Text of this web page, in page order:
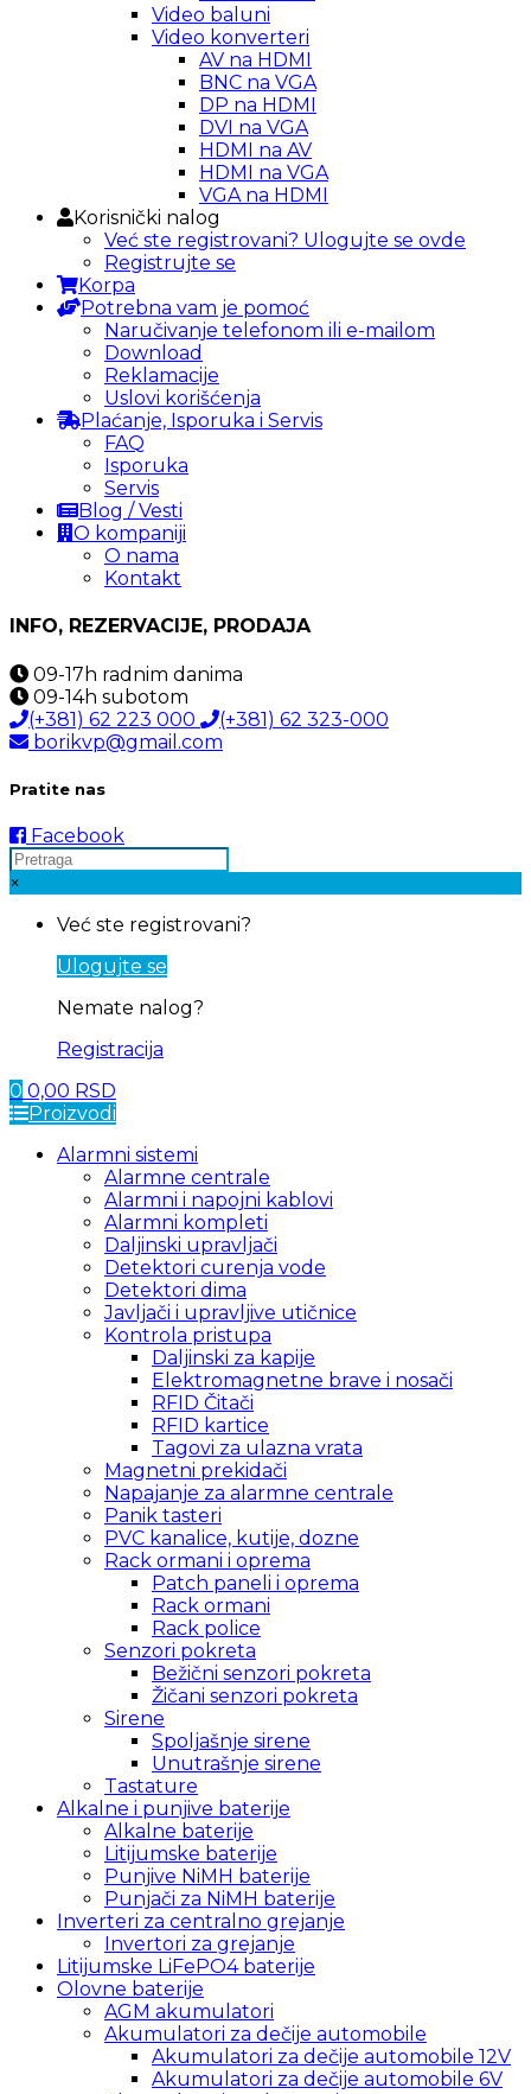
Video baluni
Video konverteri
AV na HDMI
BNC na VGA
DP na HDMI
DVI na VGA
HDMI na AV
HDMI na VGA
VGA na HDMI
Korisnički nalog
Već ste registrovani? Ulogujte se ovde
Registrujte se
Korpa
Potrebna vam je pomoć
Naručivanje telefonom ili e-mailom
Download
Reklamacije
Uslovi korišćenja
Plaćanje, Isporuka i Servis
FAQ
Isporuka
Servis
Blog / Vesti
O kompaniji
O nama
Kontakt
INFO, REZERVACIJE, PRODAJA
09-17h radnim danima
09-14h subotom
(+381) 62 223 000
(+381) 62 323-000
borikvp@gmail.com
Pratite nas
Facebook
×
Već ste registrovani?
Ulogujte se
Nemate nalog?
Registracija
0 0,00 RSD
Proizvodi
Alarmni sistemi
Alarmne centrale
Alarmni i napojni kablovi
Alarmni kompleti
Daljinski upravljači
Detektori curenja vode
Detektori dima
Javljači i upravljive utičnice
Kontrola pristupa
Daljinski za kapije
Elektromagnetne brave i nosači
RFID Čitači
RFID kartice
Tagovi za ulazna vrata
Magnetni prekidači
Napajanje za alarmne centrale
Panik tasteri
PVC kanalice, kutije, dozne
Rack ormani i oprema
Patch paneli i oprema
Rack ormani
Rack police
Senzori pokreta
Bežični senzori pokreta
Žičani senzori pokreta
Sirene
Spoljašnje sirene
Unutrašnje sirene
Tastature
Alkalne i punjive baterije
Alkalne baterije
Litijumske baterije
Punjive NiMH baterije
Punjači za NiMH baterije
Inverteri za centralno grejanje
Invertori za grejanje
Litijumske LiFePO4 baterije
Olovne baterije
AGM akumulatori
Akumulatori za dečije automobile
Akumulatori za dečije automobile 12V
Akumulatori za dečije automobile 6V